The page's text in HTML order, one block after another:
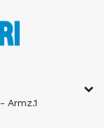
Armz.1